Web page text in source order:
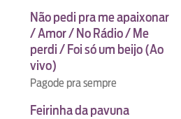
Não pedi pra me apaixonar
/ Amor / No Rádio / Me
perdi / Foi só um beijo (Ao
vivo)
Pagode pra sempre
Feirinha da pavuna